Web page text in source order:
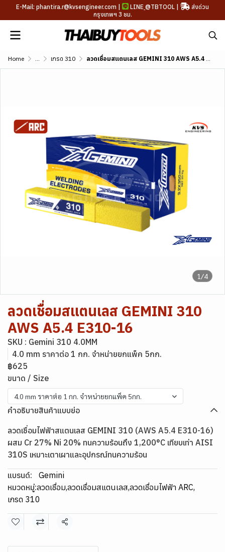
E-Mail: phantira.r@kvsengineer.com | LINE @TBTOOL |
ส่งด่วน
กรุงเทพฯ 3 ชม.
Home ... เกรด 310 ลวดเชื่อมสแตนเลส GEMINI 310 AWS A5.4 E310-16
1/4
ลวดเชื่อมสแตนเลส GEMINI 310
AWS A5.4 E310-16
SKU : Gemini 310 4.0MM
4.0 mm ราคาต่อ 1 กก. จำหน่ายยกแพ็ค 5กก.
฿625
ขนาด / Size
4.0 mm ราคาต่อ 1 กก. จำหน่ายยกแพ็ค 5กก.
คำอธิบายสินค้าแบบย่อ
ลวดเชื่อมไฟฟ้าสแตนเลส GEMINI 310 (AWS A5.4 E310-16)
ผสม Cr 27% Ni 20% ทนความร้อนถึง 1,200°C เทียบเท่า AISI
310S เหมาะเตาเผาและอุปกรณ์ทนความร้อน
แบรนด์:
Gemini
หมวดหมู่:ลวดเชื่อม,ลวดเชื่อมสแตนเลส,ลวดเชื่อมไฟฟ้า ARC,
เกรด 310
แชร์